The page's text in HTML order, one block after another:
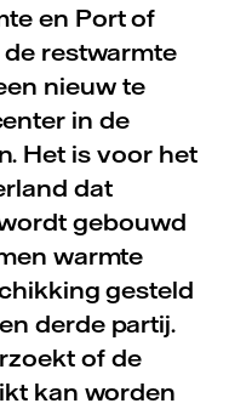
en Port of
restwarmte
nieuw te
in de
Het is voor het
dat
gebouwd
warmte
gesteld
derde partij.
of de
kan worden